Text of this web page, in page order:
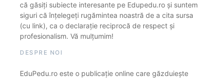
că găsiți subiecte interesante pe Edupedu.ro și suntem
siguri că înțelegeți rugămintea noastră de a cita sursa
(cu link), ca o declarație reciprocă de respect și
profesionalism. Vă mulțumim!
DESPRE NOI
EduPedu.ro este o publicație online care găzduiește